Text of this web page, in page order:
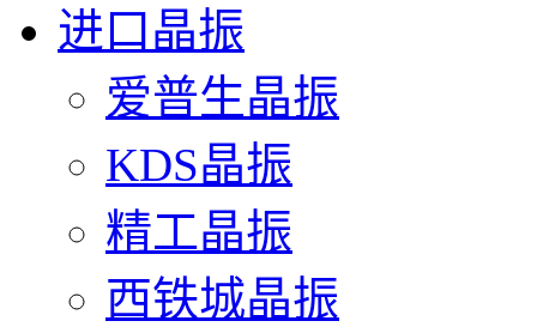
进口晶振
爱普生晶振
KDS晶振
精工晶振
西铁城晶振